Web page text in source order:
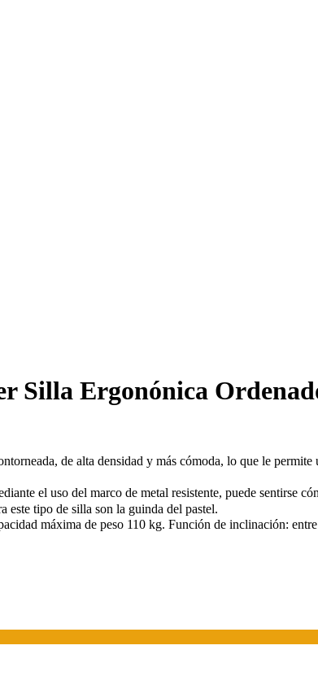
Ergonónica
de alta densidad y más cómoda, lo que le
el uso del marco de metal resistente, puede sentirse
este tipo de silla son la guinda del pastel.
máxima de peso 110 kg. Función de inclinación: